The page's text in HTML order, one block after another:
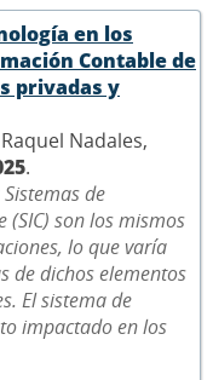
en los
Contable de
privadas y
Nadales,
.
de
son los mismos
lo que varía
de dichos elementos
El sistema de
impactado en los